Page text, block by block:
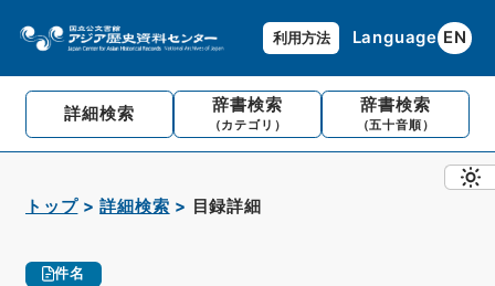
利用方法 Language EN
詳細検索 辞書検索
（カテゴリ）
辞書検索
（五十音順）
トップ 詳細検索 目録詳細
件名